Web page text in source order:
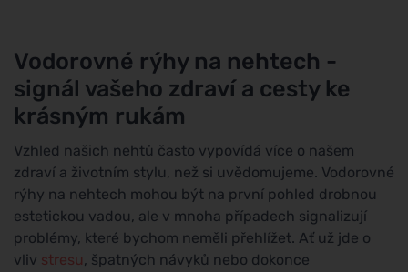
Vodorovné rýhy na nehtech -
signál vašeho zdraví a cesty ke
krásným rukám
Vzhled našich nehtů často vypovídá více o našem
zdraví a životním stylu, než si uvědomujeme. Vodorovné
rýhy na nehtech mohou být na první pohled drobnou
estetickou vadou, ale v mnoha případech signalizují
problémy, které bychom neměli přehlížet. Ať už jde o
vliv stresu, špatných návyků nebo dokonce